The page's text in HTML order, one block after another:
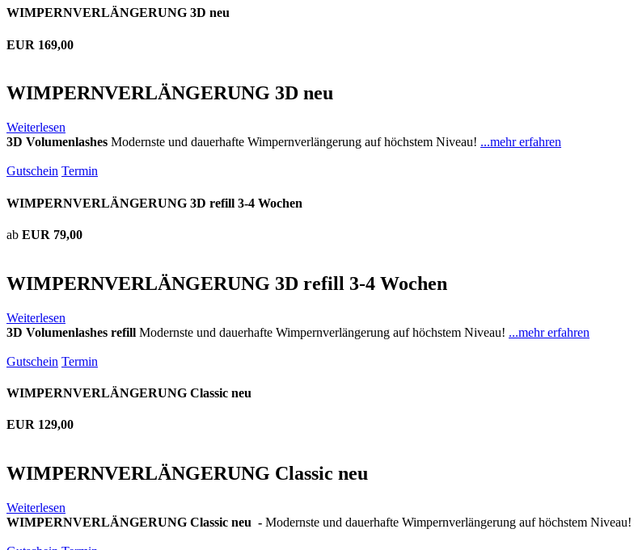
WIMPERNVERLÄNGERUNG 3D neu
EUR 169,00
WIMPERNVERLÄNGERUNG 3D neu
Weiterlesen
3D Volumenlashes Modernste und dauerhafte Wimpernverlängerung auf höchstem Niveau! ...mehr erfahren
Gutschein Termin
WIMPERNVERLÄNGERUNG 3D refill 3-4 Wochen
ab EUR 79,00
WIMPERNVERLÄNGERUNG 3D refill 3-4 Wochen
Weiterlesen
3D Volumenlashes refill Modernste und dauerhafte Wimpernverlängerung auf höchstem Niveau! ...mehr erfahren
Gutschein Termin
WIMPERNVERLÄNGERUNG Classic neu
EUR 129,00
WIMPERNVERLÄNGERUNG Classic neu
Weiterlesen
WIMPERNVERLÄNGERUNG Classic neu - Modernste und dauerhafte Wimpernverlängerung auf höchstem Niveau!